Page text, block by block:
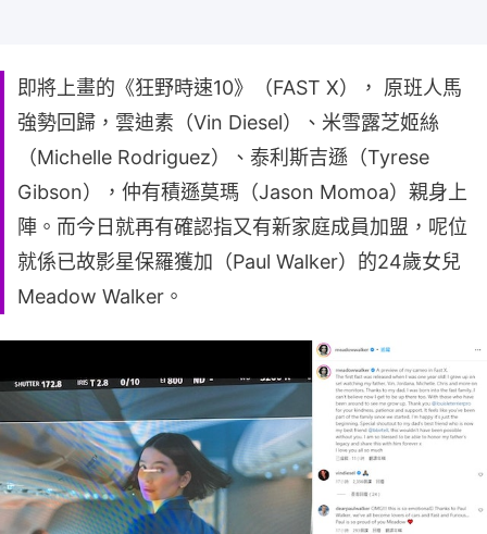
即將上畫的《狂野時速10》（FAST X）， 原班人馬
強勢回歸，雲迪素（Vin Diesel）、米雪露芝姬絲
（Michelle Rodriguez）、泰利斯吉遜（Tyrese
Gibson），仲有積遜莫瑪（Jason Momoa）親身上
陣。而今日就再有確認指又有新家庭成員加盟，呢位
就係已故影星保羅獲加（Paul Walker）的24歲女兒
Meadow Walker。